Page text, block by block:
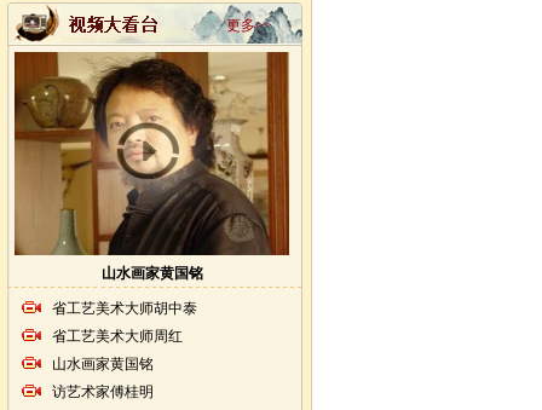
更多>>
山水画家黄国铭
省工艺美术大师胡中泰
省工艺美术大师周红
山水画家黄国铭
访艺术家傅桂明